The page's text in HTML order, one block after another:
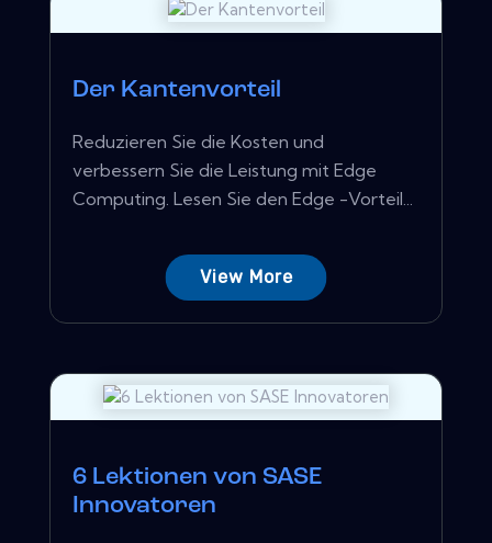
Der Kantenvorteil
Reduzieren Sie die Kosten und
verbessern Sie die Leistung mit Edge
Computing. Lesen Sie den Edge -Vorteil...
View More
6 Lektionen von SASE
Innovatoren